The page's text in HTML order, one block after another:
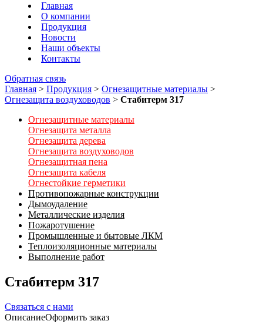
Главная
О компании
Продукция
Новости
Наши объекты
Контакты
Обратная связь
Главная > Продукция > Огнезащитные материалы >
Огнезащита воздуховодов > Стабитерм 317
Огнезащитные материалы
Огнезащита металла
Огнезащита дерева
Огнезащита воздуховодов
Огнезащитная пена
Огнезащита кабеля
Огнестойкие герметики
Противопожарные конструкции
Дымоудаление
Металлические изделия
Пожаротушение
Промышленные и бытовые ЛКМ
Теплоизоляционные материалы
Выполнение работ
Стабитерм 317
Связаться с нами
ОписаниеОформить заказ